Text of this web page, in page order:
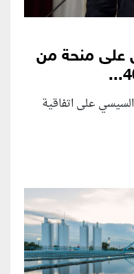
على منحة من
على اتفاقية